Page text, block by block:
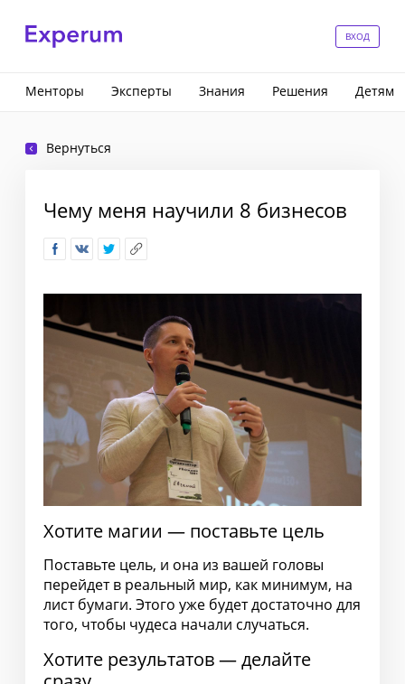
ВХОД
Менторы Эксперты Знания Решения Детям
Вернуться
Чему меня научили 8 бизнесов
Хотите магии — поставьте цель
Поставьте цель, и она из вашей головы
перейдет в реальный мир, как минимум, на
лист бумаги. Этого уже будет достаточно для
того, чтобы чудеса начали случаться.
Хотите результатов — делайте